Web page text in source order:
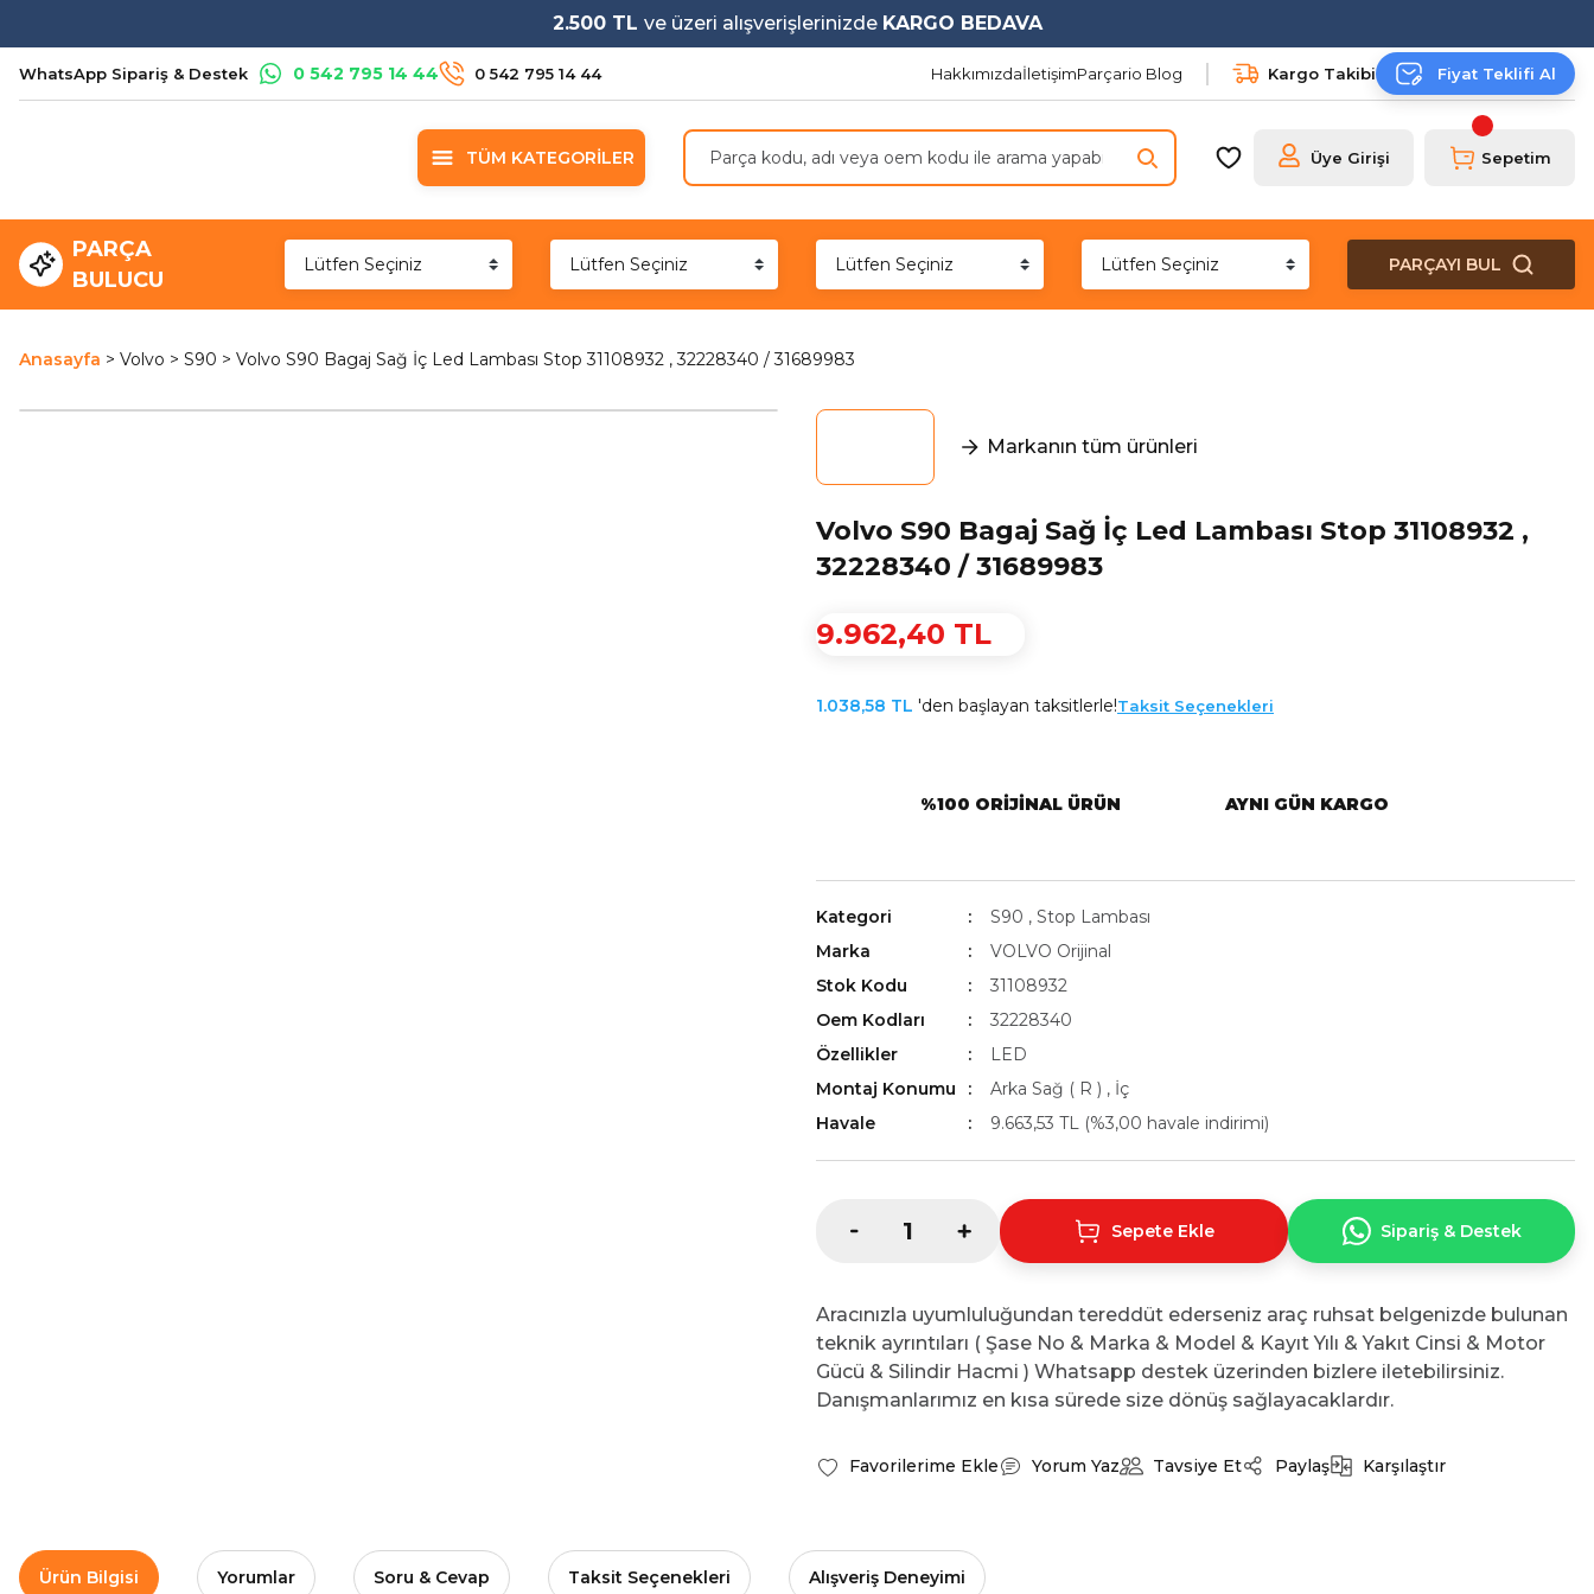
2.500 TL ve üzeri alışverişlerinizde KARGO BEDAVA
WhatsApp Sipariş & Destek 0 542 795 14 44 0 542 795 14 44 HakkımızdaİletişimParçario Blog Kargo Takibi Fiyat Teklifi Al
TÜM KATEGORİLER Üye Girişi Sepetim
PARÇA
BULUCU
PARÇAYI BUL
Anasayfa Volvo S90 Volvo S90 Bagaj Sağ İç Led Lambası Stop 31108932 , 32228340 / 31689983
Markanın tüm ürünleri
Volvo S90 Bagaj Sağ İç Led Lambası Stop 31108932 ,
32228340 / 31689983
9.962,40 TL
1.038,58 TL 'den başlayan taksitlerle!Taksit Seçenekleri
%100 ORIJINAL ÜRÜN AYNI GÜN KARGO
Kategori S90 , Stop Lambası
Marka
VOLVO Orijinal
Stok Kodu
31108932
Oem Kodları
32228340
Özellikler
LED
Montaj Konumu
Arka Sağ ( R ) , İç
Havale
9.663,53 TL (%3,00 havale indirimi)
Sepete Ekle Sipariş & Destek
Aracınızla uyumluluğundan tereddüt ederseniz araç ruhsat belgenizde bulunan
teknik ayrıntıları ( Şase No & Marka & Model & Kayıt Yılı & Yakıt Cinsi & Motor
Gücü & Silindir Hacmi ) Whatsapp destek üzerinden bizlere iletebilirsiniz.
Danışmanlarımız en kısa sürede size dönüş sağlayacaklardır.
Yorum Yaz Tavsiye Et Paylaş Karşılaştır
Ürün Bilgisi Yorumlar Soru & Cevap Taksit Seçenekleri Alışveriş Deneyimi